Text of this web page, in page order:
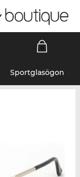
Sportglasögon